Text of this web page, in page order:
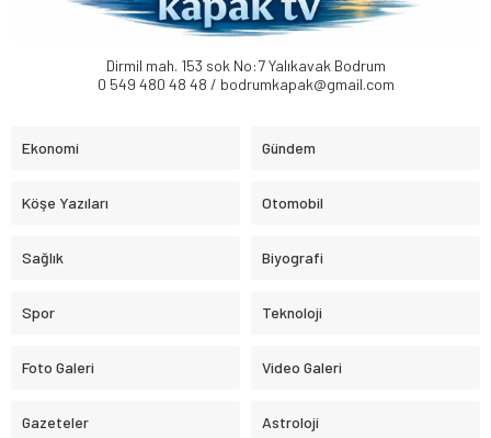
Dirmil mah. 153 sok No:7 Yalıkavak Bodrum
0 549 480 48 48 / bodrumkapak@gmail.com
Ekonomi Gündem
Köşe Yazıları Otomobil
Sağlık Biyografi
Spor Teknoloji
Foto Galeri Video Galeri
Gazeteler Astroloji